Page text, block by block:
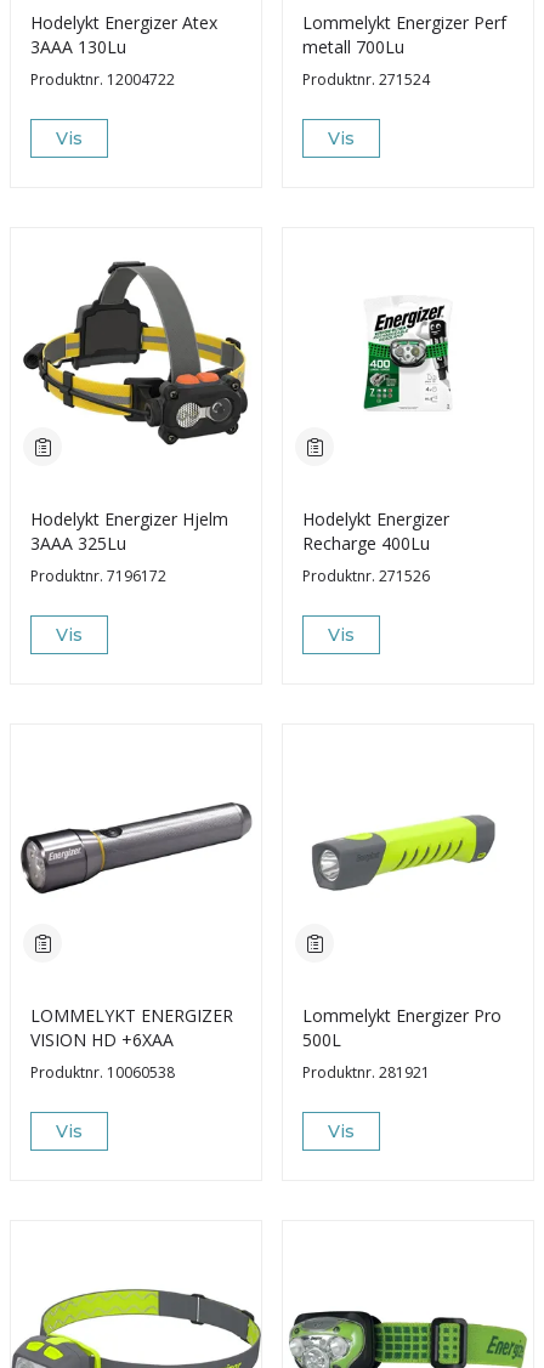
Hodelykt Energizer Atex
3AAA 130Lu
Produktnr. 12004722
Vis
Lommelykt Energizer Perf
metall 700Lu
Produktnr. 271524
Vis
Hodelykt Energizer Hjelm
3AAA 325Lu
Produktnr. 7196172
Vis
Hodelykt Energizer
Recharge 400Lu
Produktnr. 271526
Vis
LOMMELYKT ENERGIZER
VISION HD +6XAA
Produktnr. 10060538
Vis
Lommelykt Energizer Pro
500L
Produktnr. 281921
Vis